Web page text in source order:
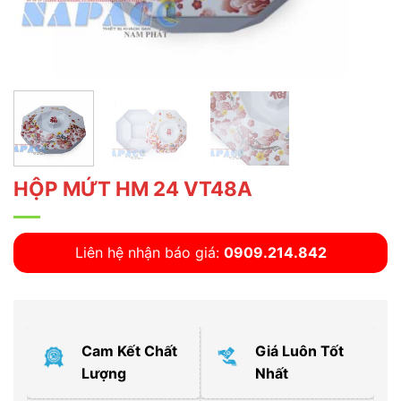
HỘP MỨT HM 24 VT48A
Liên hệ nhận báo giá: 0909.214.842
Cam Kết Chất
Lượng
Giá Luôn Tốt
Nhất